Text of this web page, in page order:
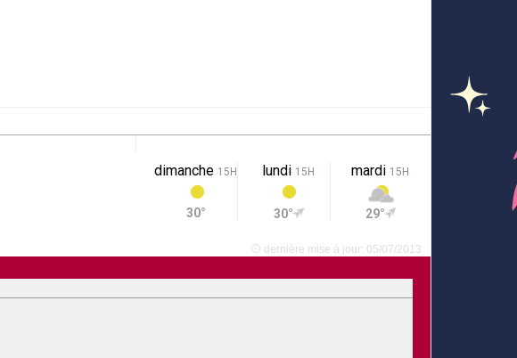
dimanche 15H
30°
lundi 15H
30°
mardi 15H
29°
dernière mise à jour: 05/07/2013